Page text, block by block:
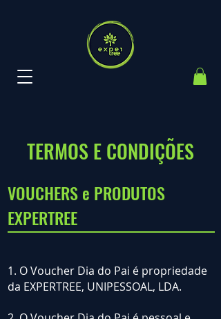
TERMOS E CONDIÇÕES
VOUCHERS e PRODUTOS
EXPERTREE
1. O Voucher Dia do Pai é propriedade
da EXPERTREE, UNIPESSOAL, LDA.